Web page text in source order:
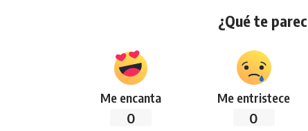
¿Qué te
Me encanta
0
Me entristece
0